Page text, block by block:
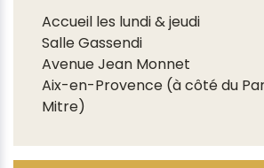
Accueil les lundi & jeudi
Salle Gassendi
Avenue Jean Monnet
Aix-en-Provence (à côté du
Mitre)